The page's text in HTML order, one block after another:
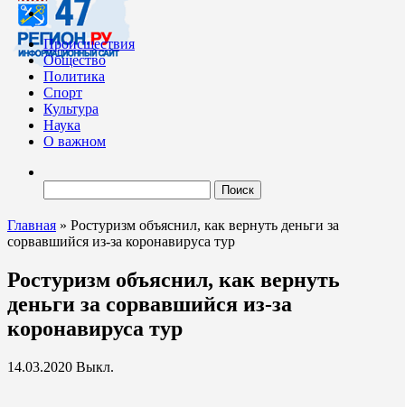
Происшествия
Общество
Политика
Спорт
Культура
Наука
О важном
Главная » Ростуризм объяснил, как вернуть деньги за
сорвавшийся из-за коронавируса тур
Ростуризм объяснил, как вернуть
деньги за сорвавшийся из-за
коронавируса тур
14.03.2020 Выкл.